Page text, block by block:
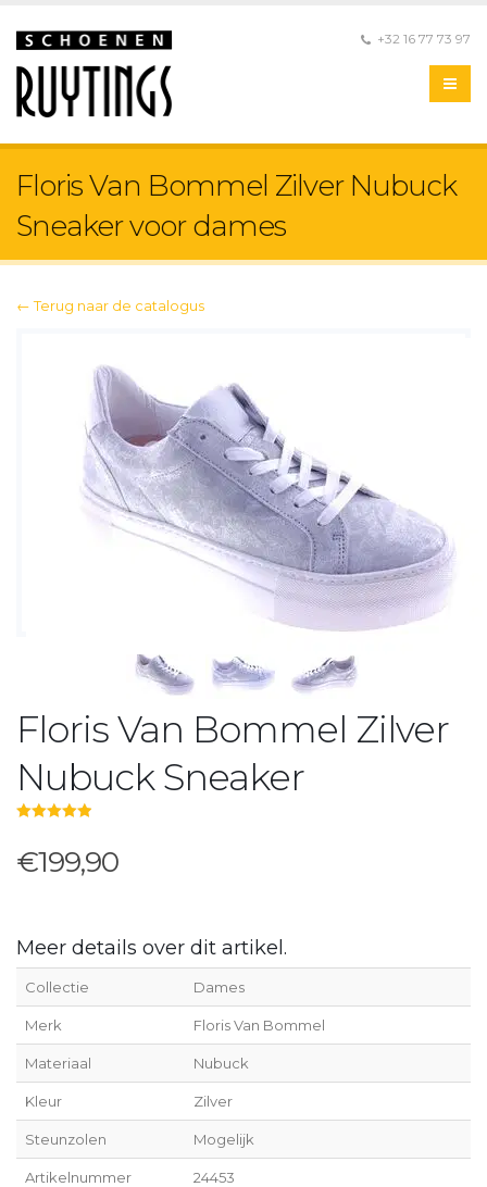
+32 16 77 73 97
Floris Van Bommel Zilver Nubuck
Sneaker voor dames
← Terug naar de catalogus
Floris Van Bommel Zilver
Nubuck Sneaker
€199,90
Meer details over dit artikel.
Collectie Dames
Merk Floris Van Bommel
Materiaal Nubuck
Kleur Zilver
Steunzolen Mogelijk
Artikelnummer 24453